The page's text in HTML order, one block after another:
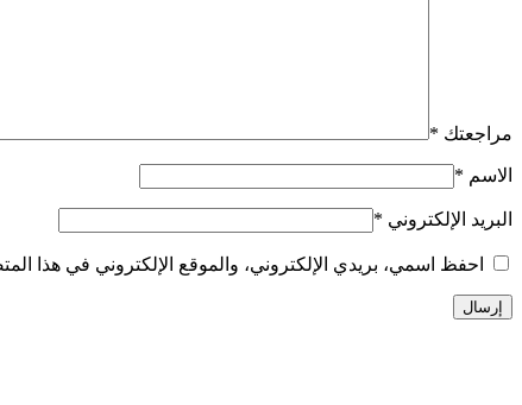
مراجعتك *
الاسم *
البريد الإلكتروني *
احفظ اسمي، بريدي الإلكتروني، والموقع الإلكتروني في هذا